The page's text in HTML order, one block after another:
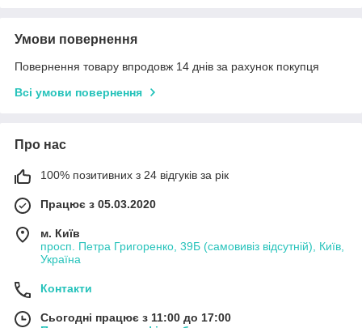
Умови повернення
Повернення товару впродовж 14 днів за рахунок покупця
Всі умови повернення
Про нас
100% позитивних з 24 відгуків за рік
Працює з 05.03.2020
м. Київ
просп. Петра Григоренко, 39Б (самовивіз відсутній), Київ,
Україна
Контакти
Сьогодні працює з 11:00 до 17:00